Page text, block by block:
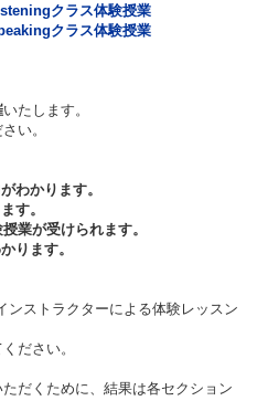
クラス体験授業
クラス体験授業
いたします。
い。
わかります。
す。
業が受けられます。
ります。
ンストラクターによる体験レッスン
ださい。
だくために、結果は各セクション